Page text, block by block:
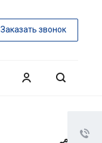
Заказать звонок